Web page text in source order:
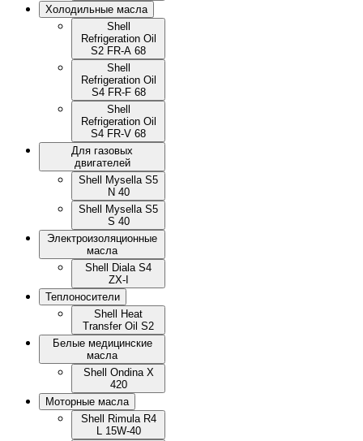
Холодильные масла
Shell
Refrigeration Oil
S2 FR-A 68
Shell
Refrigeration Oil
S4 FR-F 68
Shell
Refrigeration Oil
S4 FR-V 68
Для газовых
двигателей
Shell Mysella S5
N 40
Shell Mysella S5
S 40
Электроизоляционные
масла
Shell Diala S4
ZX-I
Теплоносители
Shell Heat
Transfer Oil S2
Белые медицинские
масла
Shell Ondina X
420
Моторные масла
Shell Rimula R4
L 15W-40